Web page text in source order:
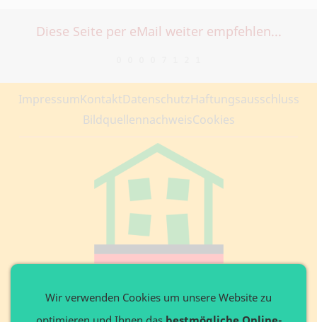
Diese Seite per eMail weiter empfehlen...
ImpressumKontaktDatenschutzHaftungsausschluss
BildquellennachweisCookies
Private Website
Wir verwenden Cookies um unsere Website zu